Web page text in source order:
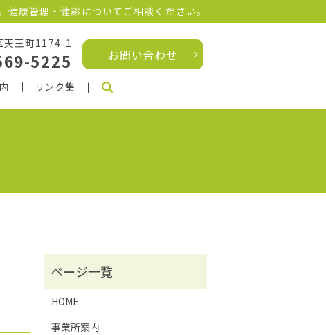
康管理・健診についてご相談ください。
天王町1174-1
5225 お問い合わせ
リンク集 search
HOME
事業所案内